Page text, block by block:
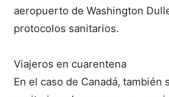
aeropuerto de Washington
protocolos sanitarios.
Viajeros en cuarentena
En el caso de Canadá, también